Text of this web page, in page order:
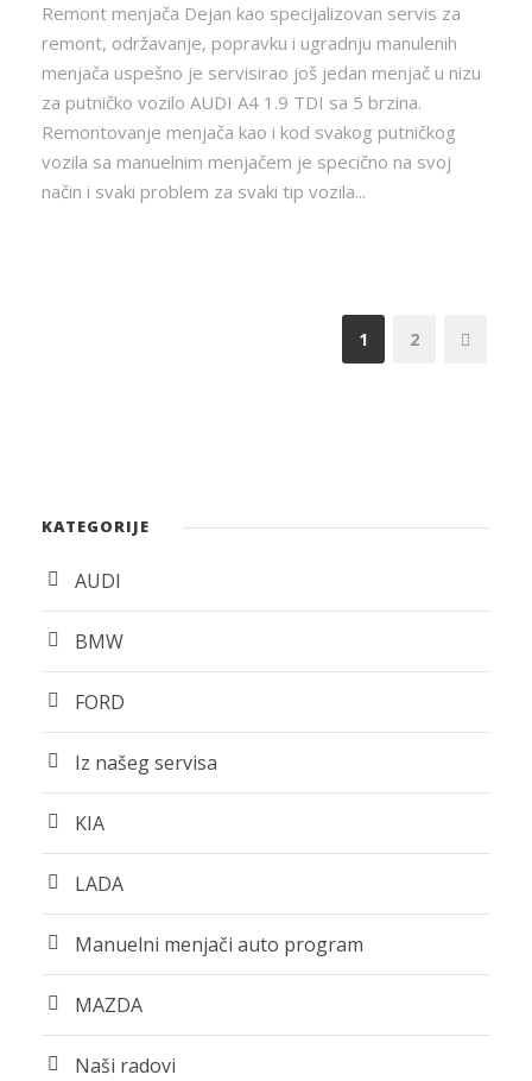
Remont menjača Dejan kao specijalizovan servis za
remont, održavanje, popravku i ugradnju manulenih
menjača uspešno je servisirao još jedan menjač u nizu
za putničko vozilo AUDI A4 1.9 TDI sa 5 brzina.
Remontovanje menjača kao i kod svakog putničkog
vozila sa manuelnim menjačem je specično na svoj
način i svaki problem za svaki tip vozila...
1 2
KATEGORIJE
AUDI
BMW
FORD
Iz našeg servisa
KIA
LADA
Manuelni menjači auto program
MAZDA
Naši radovi